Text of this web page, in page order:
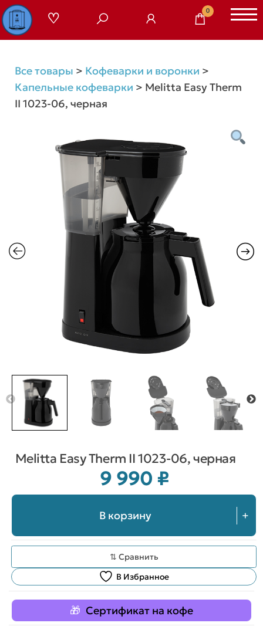
Перейти
к
содержимому
0
Все товары > Кофеварки и воронки >
Капельные кофеварки > Melitta Easy Therm
II 1023-06, черная
Melitta Easy Therm II 1023-06, черная
9 990 ₽
+
В корзину
⇅ Сравнить
В Избранное
Сертификат на кофе